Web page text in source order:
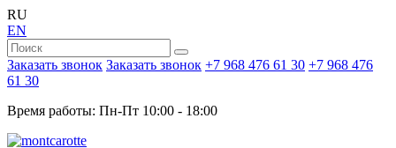
RU
EN
Заказать звонок Заказать звонок +7 968 476 61 30 +7 968 476
61 30
Время работы: Пн-Пт 10:00 - 18:00